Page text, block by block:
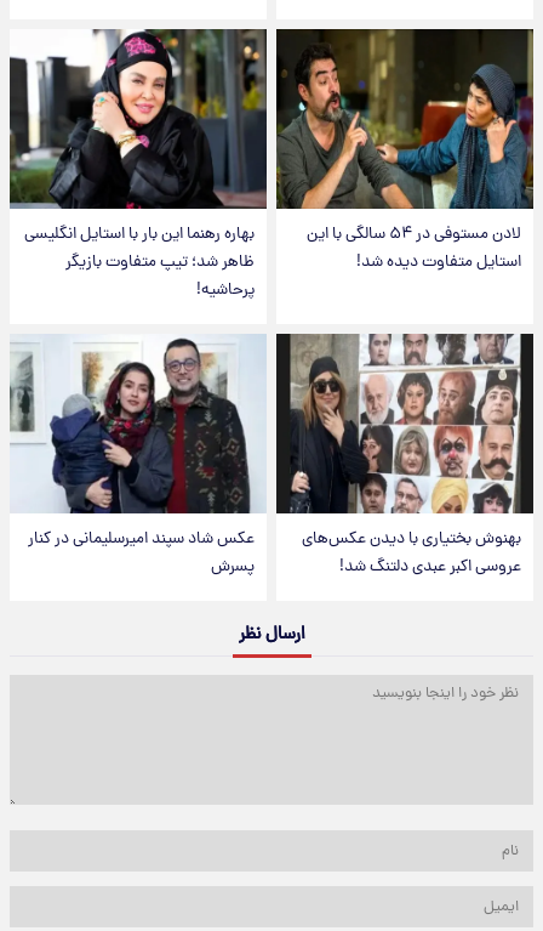
لادن مستوفی در ۵۴ سالگی با این
استایل متفاوت دیده شد!
بهاره رهنما این بار با استایل انگلیسی
ظاهر شد؛ تیپ متفاوت بازیگر
پرحاشیه!
بهنوش بختیاری با دیدن عکس‌های
عروسی اکبر عبدی دلتنگ شد!
عکس شاد سپند امیرسلیمانی در کنار
پسرش
ارسال نظر